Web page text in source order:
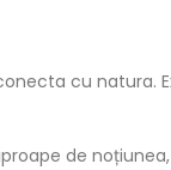
cu natura.
de